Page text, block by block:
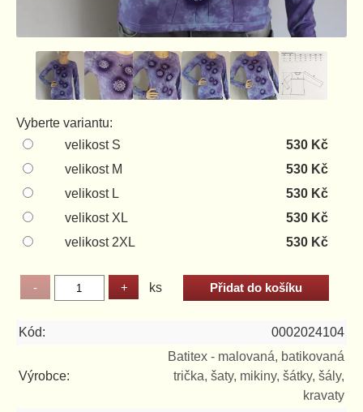
Vyberte variantu:
velikost S
530 Kč
velikost M
530 Kč
velikost L
530 Kč
velikost XL
530 Kč
velikost 2XL
530 Kč
ks
Kód: 0002024104
Výrobce:
Batitex - malovaná, batikovaná
trička, šaty, mikiny, šátky, šály,
kravaty